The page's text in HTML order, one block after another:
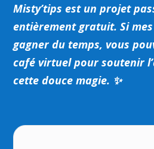
Misty’tips est un projet
entièrement gratuit. Si
gagner du temps, vous
café virtuel pour soutenir
cette douce magie. ✨